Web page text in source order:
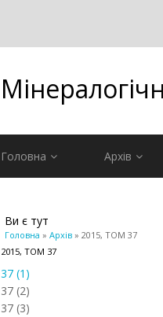
Головна Архів
Ви є тут
Головна » Архів » 2015, ТОМ 37
2015, ТОМ 37
37 (1)
37 (2)
37 (3)